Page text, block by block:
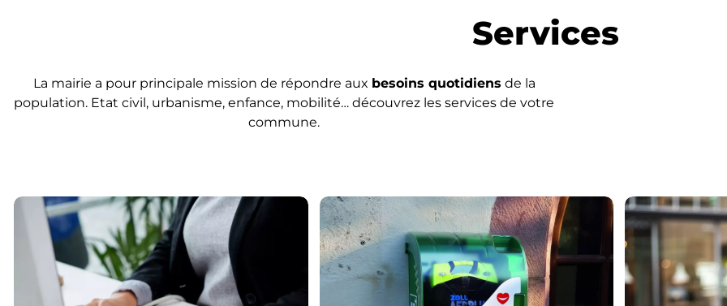
Services
La mairie a pour principale mission de répondre aux besoins quotidiens de la
population. Etat civil, urbanisme, enfance, mobilité… découvrez les services de votre
commune.